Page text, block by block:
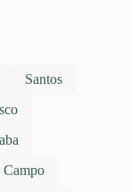
Santos
Campo